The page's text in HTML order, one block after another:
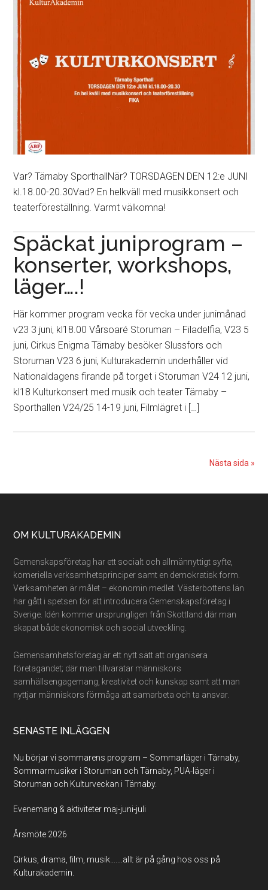
Var? Tärnaby SporthallNär? TORSDAGEN DEN 12:e JUNI
kl.18.00-20.30Vad? En helkväll med musikkonsert och
teaterföreställning. Varmt välkomna!
Späckat juniprogram –
konserter, workshops,
läger….!
Här kommer program vecka för vecka under junimånad
v23 3 juni, kl18.00 Vårsoaré Storuman – Filadelfia, V23 5
juni, Cirkus Enigma Tärnaby besöker Slussfors och
Storuman V23 6 juni, Kulturakademin underhåller vid
Nationaldagens firande på torget i Storuman V24 12 juni,
kl18 Kulturkonsert med musik och teater Tärnaby –
Sporthallen V24/25 14-19 juni, Filmlägret i […]
Nästa sida »
Footer
OM KULTURAKADEMIN
Gemenskapsföretag har ett socialt och allmännyttigt syfte,
komeriella verksamhetsprinciper samt en demokratisk form.
Verksamheten är målet – ekonomin medlet. Västerbottens län
har gått i spetsen för att introducera Gemenskapsföretag i
Sverige. Idén kommer ursprungligen från Skottland där man
skapat både ekonomisk och social utveckling.
Gemensamhetsföretag är ett nytt sätt att organisera
företagandet; där man tillvaratar människors
samhällsengagemang, kreativitet och kunskap samt att man
nyttjar människors förmåga att samarbeta och ta ansvar.
SENASTE INLÄGGEN
Nu börjar vi sommarens program – Sommarläger i Tärnaby,
Sommarmusiker i Storuman och Tärnaby, PUA-läger i
Storuman och Kulturveckan i Tärnaby.
Evenemang & aktiviteter maj-juni-juli
Årsmöte 2026
Cirkus, drama, film, musik…….allt är på gång hos oss på
Kulturakademin.